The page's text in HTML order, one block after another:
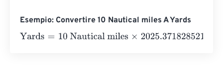
Esempio: Convertire 10 Nautical miles A Yards
Yards= 10 Nautical miles ×2025.3718285214=